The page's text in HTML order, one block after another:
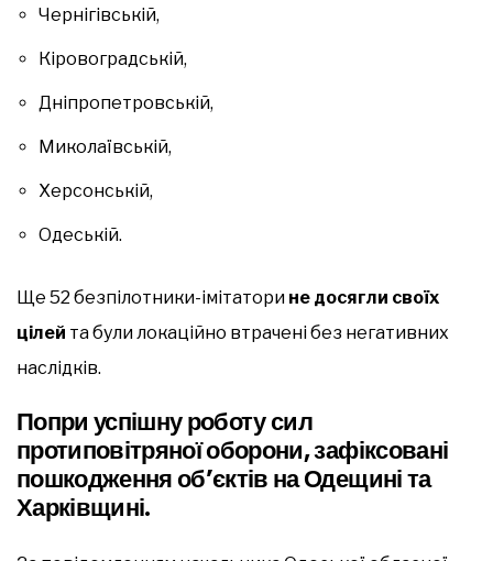
Чернігівській,
Кіровоградській,
Дніпропетровській,
Миколаївській,
Херсонській,
Одеській.
Ще 52 безпілотники-імітатори не досягли своїх
цілей та були локаційно втрачені без негативних
наслідків.
Попри успішну роботу сил
протиповітряної оборони, зафіксовані
пошкодження об’єктів на Одещині та
Харківщині.